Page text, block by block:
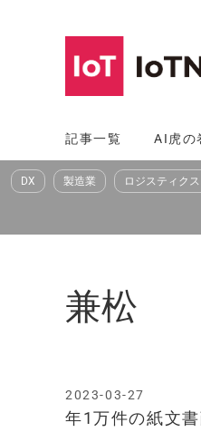
へ
ス
記事一覧 AI虎の
DX 製造業 ロジスティクス
兼松
年1万件の紙文
2023-03-27